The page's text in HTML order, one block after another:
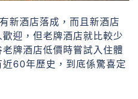
新酒店落成，而且新酒店
迎，但老牌酒店就比較少
牌酒店低價時嘗試入住體
60年歷史，到底係驚喜定